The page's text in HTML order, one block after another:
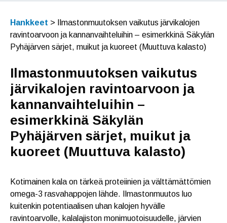
Hankkeet >
Ilmastonmuutoksen vaikutus järvikalojen
ravintoarvoon ja kannanvaihteluihin – esimerkkinä Säkylän
Pyhäjärven särjet, muikut ja kuoreet (Muuttuva kalasto)
Ilmastonmuutoksen vaikutus
järvikalojen ravintoarvoon ja
kannanvaihteluihin –
esimerkkinä Säkylän
Pyhäjärven särjet, muikut ja
kuoreet (Muuttuva kalasto)
Kotimainen kala on tärkeä proteiinien ja välttämättömien
omega-3 rasvahappojen lähde. Ilmastonmuutos luo
kuitenkin potentiaalisen uhan kalojen hyvälle
ravintoarvolle, kalalajiston monimuotoisuudelle, järvien